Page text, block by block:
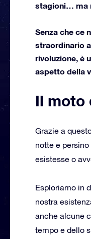
stagioni… ma
Senza che ce
straordinario
rivoluzione, è
aspetto della
Il moto
Grazie a
notte e
esistesse o
Esploriamo in
nostra
anche alcune
tempo e dello